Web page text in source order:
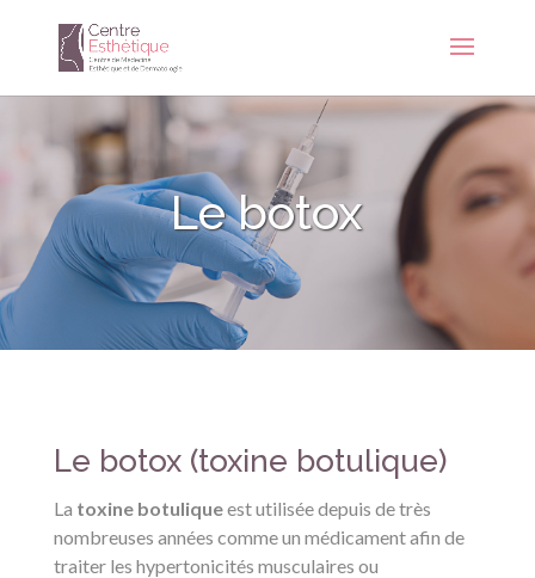
Le botox
Le botox (toxine botulique)
La toxine botuliqueest utilisée depuis de très
nombreuses années comme un médicament afin de
traiter les hypertonicités musculaires ou